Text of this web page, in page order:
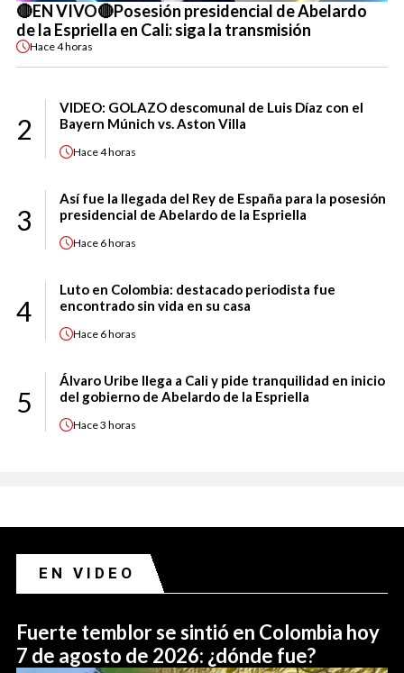
🔴EN VIVO🔴Posesión presidencial de Abelardo
de la Espriella en Cali: siga la transmisión
Hace4 horas
2
VIDEO: GOLAZO descomunal de Luis Díaz con el
Bayern Múnich vs. Aston Villa
Hace4 horas
3
Así fue la llegada del Rey de España para la posesión
presidencial de Abelardo de la Espriella
Hace 6 horas
4
Luto en Colombia: destacado periodista fue
encontrado sin vida en su casa
Hace 6 horas
5
Álvaro Uribe llega a Cali y pide tranquilidad en inicio
del gobierno de Abelardo de la Espriella
Hace3 horas
EN VIDEO
Fuerte temblor se sintió en Colombia hoy
7 de agosto de 2026: ¿dónde fue?